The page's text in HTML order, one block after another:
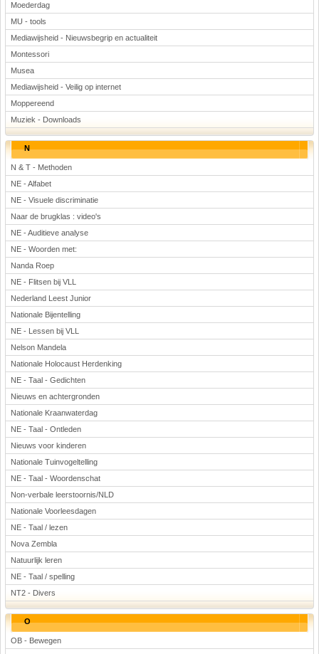
Moederdag
MU - tools
Mediawijsheid - Nieuwsbegrip en actualiteit
Montessori
Musea
Mediawijsheid - Veilig op internet
Moppereend
Muziek - Downloads
N
N & T - Methoden
NE - Alfabet
NE - Visuele discriminatie
Naar de brugklas : video's
NE - Auditieve analyse
NE - Woorden met:
Nanda Roep
NE - Flitsen bij VLL
Nederland Leest Junior
Nationale Bijentelling
NE - Lessen bij VLL
Nelson Mandela
Nationale Holocaust Herdenking
NE - Taal - Gedichten
Nieuws en achtergronden
Nationale Kraanwaterdag
NE - Taal - Ontleden
Nieuws voor kinderen
Nationale Tuinvogeltelling
NE - Taal - Woordenschat
Non-verbale leerstoornis/NLD
Nationale Voorleesdagen
NE - Taal / lezen
Nova Zembla
Natuurlijk leren
NE - Taal / spelling
NT2 - Divers
O
OB - Bewegen